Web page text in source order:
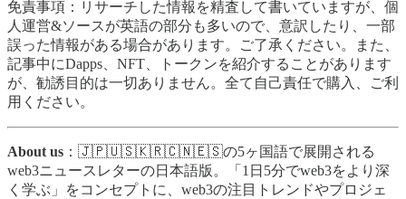
免責事項：リサーチした情報を精査して書いていますが、個
人運営&ソースが英語の部分も多いので、意訳したり、一部
誤った情報がある場合があります。ご了承ください。また、
記事中にDapps、NFT、トークンを紹介することがあります
が、勧誘目的は一切ありません。全て自己責任で購入、ご利
用ください。
About us ：🇯🇵🇺🇸🇰🇷🇨🇳🇪🇸の5ヶ国語で展開される
web3ニュースレターの日本語版。「1日5分でweb3をより深
く学ぶ」をコンセプトに、web3の注目トレンドやプロジェ